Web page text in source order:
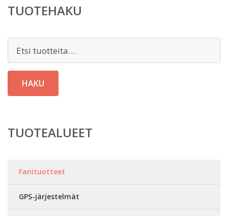
TUOTEHAKU
HAKU
TUOTEALUEET
Fanituotteet
GPS-järjestelmät